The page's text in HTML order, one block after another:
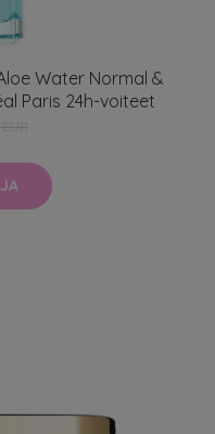
Water Normal &
Paris 24h-voiteet